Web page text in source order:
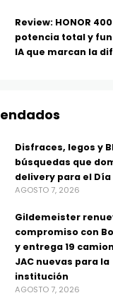
formato
de
IA
Review: HONOR
potencia total y
IA que marcan la
Disfraces, legos y
búsquedas que
delivery para el Día
AGOSTO 7, 2026
Gildemeister
compromiso con
y entrega 19
JAC nuevas para la
institución
AGOSTO 7, 2026